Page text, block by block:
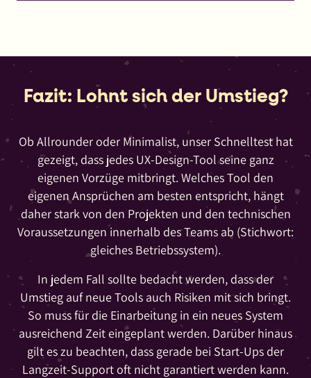
Fazit: Lohnt sich der Umstieg?
Ob Allrounder oder Minimalist, unser Schnelltest hat
gezeigt, dass jedes UX-Design-Tool seine ganz
eigenen Vorzüge mitbringt. Welches Tool den
eigenen Ansprüchen am besten entspricht, hängt
daher stark von den Projekten und den technischen
Voraussetzungen innerhalb des Teams ab (Stichwort:
gleiches Betriebssystem).
In jedem Fall sollte bedacht werden, dass der
Umstieg auf neue Tools auch Risiken mit sich bringt.
So muss für die Einarbeitung in ein neues System
ausreichend Zeit eingeplant werden. Darüber hinaus
gilt es zu beachten, dass gerade bei Start-Ups der
Langzeit-Support oft nicht garantiert werden kann.